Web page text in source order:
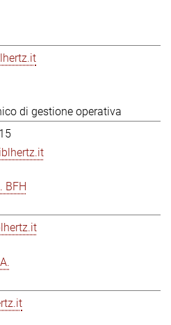
di gestione operativa
BFH